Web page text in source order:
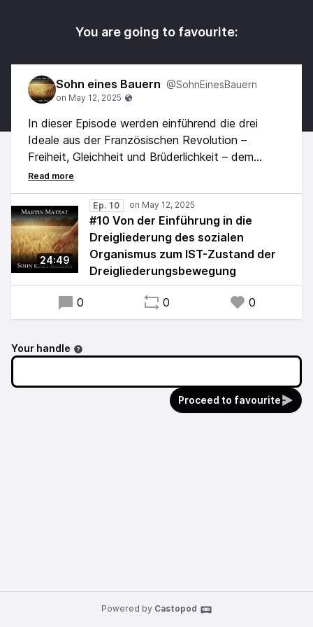
You are going to favourite:
Sohn eines Bauern @SohnEinesBauern
In dieser Episode werden einführend die drei
Ideale aus der Französischen Revolution –
Freiheit, Gleichheit und Brüderlichkeit – dem
dreigliedrigen sozialen Organismus zugeordnet.
Dies ist ein Punkt, bis zu welchem innerhalb der
Dreigliederungsbewegung noch Einigkeit besteht.
Ab dann aber wird es unübersichtlich und für
jeden Neuling stellt sich die Frage:
"Welchem Dreigliederer kann ich denn nun wirklich
24:49
Ep. 10
#10 Von der Einführung in die
Dreigliederung des sozialen
Organismus zum IST-Zustand der
Dreigliederungsbewegung
0 0 0
Your handle
Proceed to favourite
Powered by Castopod